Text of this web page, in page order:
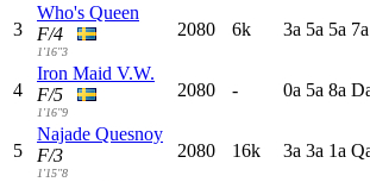
3
Who's Queen
F/4
1'16"3
2080 6k 3a 5a 5a 7a
4
Iron Maid V.W.
F/5
1'16"9
2080 - 0a 5a 8a D
5
Najade Quesnoy
F/3
1'15"8
2080 16k 3a 3a 1a Q